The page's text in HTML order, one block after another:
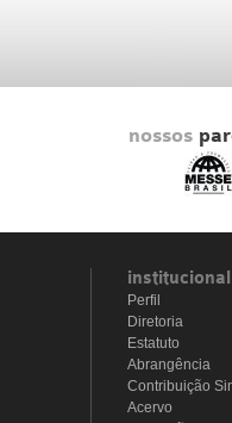
nossos
institucional
Perfil
Diretoria
Estatuto
Abrangência
Contribuição
Acervo